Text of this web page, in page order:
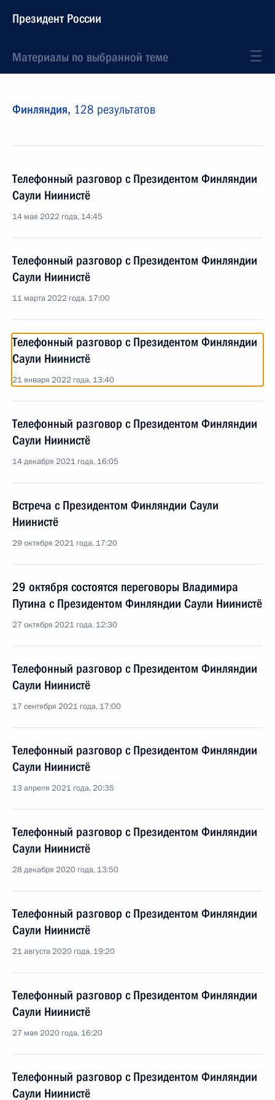
Президент России
Материалы по выбранной теме
Финляндия, 128 результатов
Телефонный разговор с Президентом Финляндии
Саули Ниинистё
14 мая 2022 года, 14:45
Телефонный разговор с Президентом Финляндии
Саули Ниинистё
11 марта 2022 года, 17:00
Телефонный разговор с Президентом Финляндии
Саули Ниинистё
21 января 2022 года, 13:40
Телефонный разговор с Президентом Финляндии
Саули Ниинистё
14 декабря 2021 года, 16:05
Встреча с Президентом Финляндии Саули
Ниинистё
29 октября 2021 года, 17:20
29 октября состоятся переговоры Владимира
Путина с Президентом Финляндии Саули Ниинистё
27 октября 2021 года, 12:30
Телефонный разговор с Президентом Финляндии
Саули Ниинистё
17 сентября 2021 года, 17:00
Телефонный разговор с Президентом Финляндии
Саули Ниинистё
13 апреля 2021 года, 20:35
Телефонный разговор с Президентом Финляндии
Саули Ниинистё
28 декабря 2020 года, 13:50
Телефонный разговор с Президентом Финляндии
Саули Ниинистё
21 августа 2020 года, 19:20
Телефонный разговор с Президентом Финляндии
Саули Ниинистё
27 мая 2020 года, 16:20
Телефонный разговор с Президентом Финляндии
Саули Ниинистё